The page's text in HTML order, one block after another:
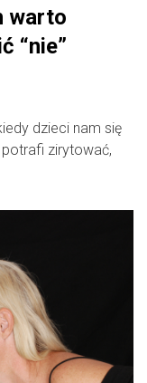
warto
“nie”
dzieci nam się
potrafi zirytować,